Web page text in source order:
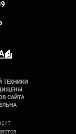
ТЕХНИКИ
САЙТА